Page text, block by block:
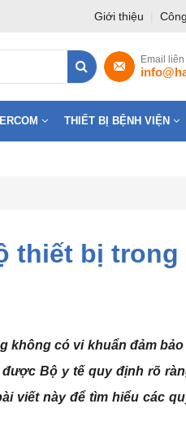
Giới thiệu
Email liên
THIẾT BỊ BỆNH VIỆN
thiết bị
không có vi khuẩn đảm
Bộ y tế quy định rõ
viết này để tìm hiểu các